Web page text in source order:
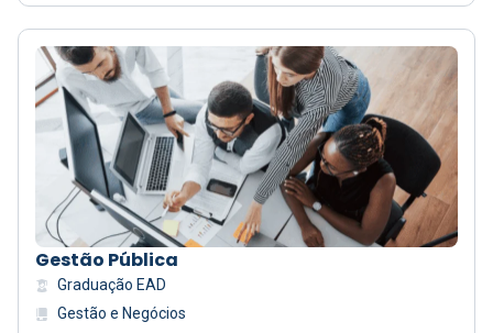
Gestão Pública
Graduação EAD
Gestão e Negócios